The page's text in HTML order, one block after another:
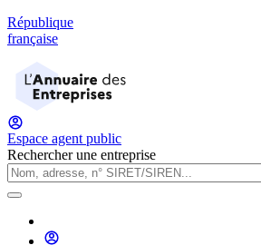
République
française
Espace agent public
Rechercher une entreprise